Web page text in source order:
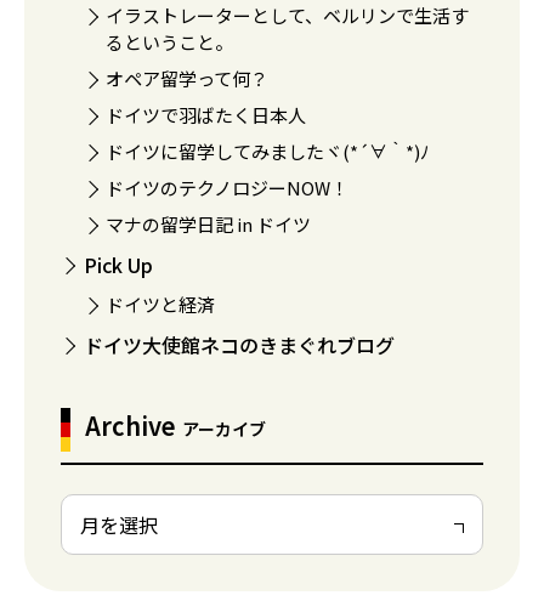
イラストレーターとして、ベルリンで生活す
るということ。
オペア留学って何？
ドイツで羽ばたく日本人
ドイツに留学してみましたヾ(*´∀｀*)ﾉ
ドイツのテクノロジーNOW！
マナの留学日記 in ドイツ
Pick Up
ドイツと経済
ドイツ大使館ネコのきまぐれブログ
Archive アーカイブ